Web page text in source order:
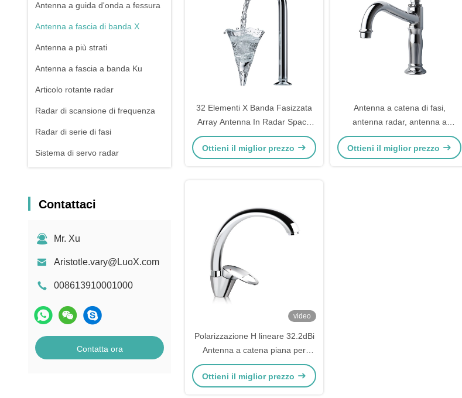
Antenna a guida d'onda a fessura
Antenna a fascia di banda X
Antenna a più strati
Antenna a fascia a banda Ku
Articolo rotante radar
Radar di scansione di frequenza
Radar di serie di fasi
Sistema di servo radar
Contattaci
Mr. Xu
Aristotle.vary@LuoX.com
008613910001000
Contatta ora
32 Elementi X Banda Fasizzata
Array Antenna In Radar Space
Tile Based Beamforming
Ottieni il miglior prezzo
Antenna a catena di fasi,
antenna radar, antenna a
fessura, antenna a fessura
conica
Ottieni il miglior prezzo
video
Polarizzazione H lineare 32.2dBi
Antenna a catena piana per
comunicazioni satellitari
Ottieni il miglior prezzo